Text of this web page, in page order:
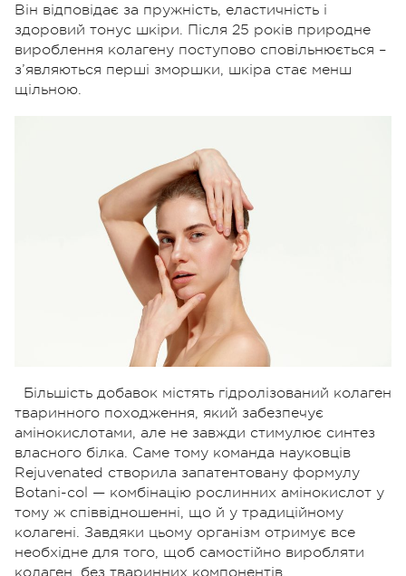
Він відповідає за пружність, еластичність і
здоровий тонус шкіри. Після 25 років природне
вироблення колагену поступово сповільнюється –
з’являються перші зморшки, шкіра стає менш
щільною.
Більшість добавок містять гідролізований колаген
тваринного походження, який забезпечує
амінокислотами, але не завжди стимулює синтез
власного білка. Саме тому команда науковців
Rejuvenated створила запатентовану формулу
Botani-col — комбінацію рослинних амінокислот у
тому ж співвідношенні, що й у традиційному
колагені. Завдяки цьому організм отримує все
необхідне для того, щоб самостійно виробляти
колаген, без тваринних компонентів.